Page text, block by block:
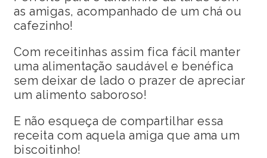
as amigas, acompanhado de um chá ou
cafezinho!
Com receitinhas assim fica fácil manter
uma alimentação saudável e benéfica
sem deixar de lado o prazer de apreciar
um alimento saboroso!
E não esqueça de compartilhar essa
receita com aquela amiga que ama um
biscoitinho!